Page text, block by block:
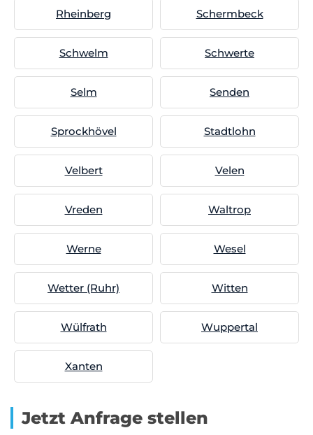
Rheinberg Schermbeck
Schwelm Schwerte
Selm Senden
Sprockhövel Stadtlohn
Velbert Velen
Vreden Waltrop
Werne Wesel
Wetter (Ruhr) Witten
Wülfrath Wuppertal
Xanten
Jetzt Anfrage stellen